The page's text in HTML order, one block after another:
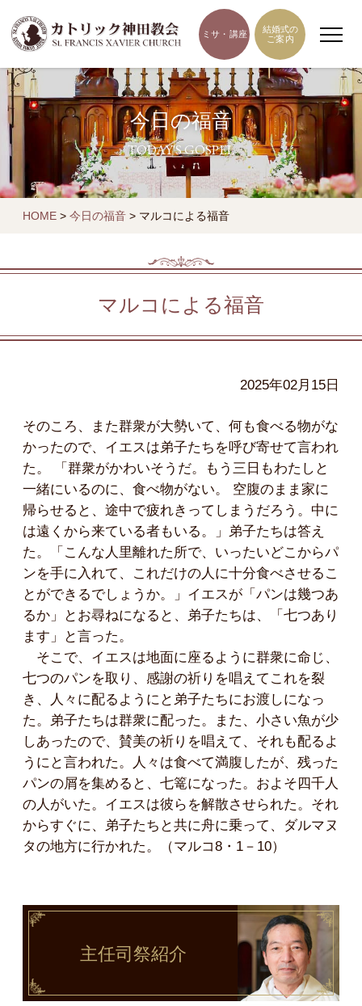
ミサ・講座
結婚式の
ご案内
今日の福音
TODAY'S GOSPEL
HOME > 今日の福音 > マルコによる福音
マルコによる福音
2025年02月15日
そのころ、また群衆が大勢いて、何も食べる物がな
かったので、イエスは弟子たちを呼び寄せて言われ
た。 「群衆がかわいそうだ。もう三日もわたしと
一緒にいるのに、食べ物がない。 空腹のまま家に
帰らせると、途中で疲れきってしまうだろう。中に
は遠くから来ている者もいる。」弟子たちは答え
た。「こんな人里離れた所で、いったいどこからパ
ンを手に入れて、これだけの人に十分食べさせるこ
とができるでしょうか。」イエスが「パンは幾つあ
るか」とお尋ねになると、弟子たちは、「七つあり
ます」と言った。
そこで、イエスは地面に座るように群衆に命じ、
七つのパンを取り、感謝の祈りを唱えてこれを裂
き、人々に配るようにと弟子たちにお渡しになっ
た。弟子たちは群衆に配った。また、小さい魚が少
しあったので、賛美の祈りを唱えて、それも配るよ
うにと言われた。人々は食べて満腹したが、残った
パンの屑を集めると、七篭になった。およそ四千人
の人がいた。イエスは彼らを解散させられた。それ
からすぐに、弟子たちと共に舟に乗って、ダルマヌ
タの地方に行かれた。（マルコ8・1－10）
主任司祭紹介